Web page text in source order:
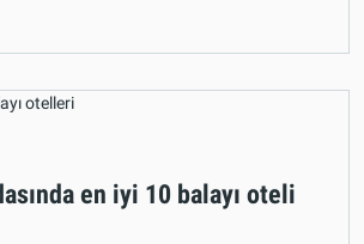
en iyi 10 balayı oteli